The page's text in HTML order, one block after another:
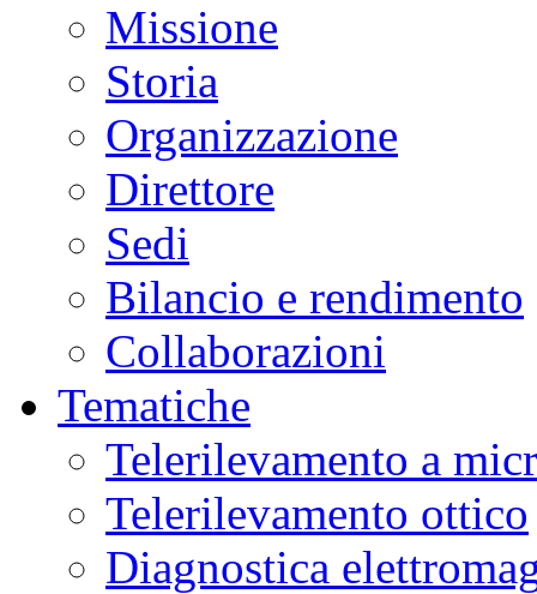
Missione
Storia
Organizzazione
Direttore
Sedi
Bilancio e rendimento
Collaborazioni
Tematiche
Telerilevamento a
Telerilevamento ottico
Diagnostica